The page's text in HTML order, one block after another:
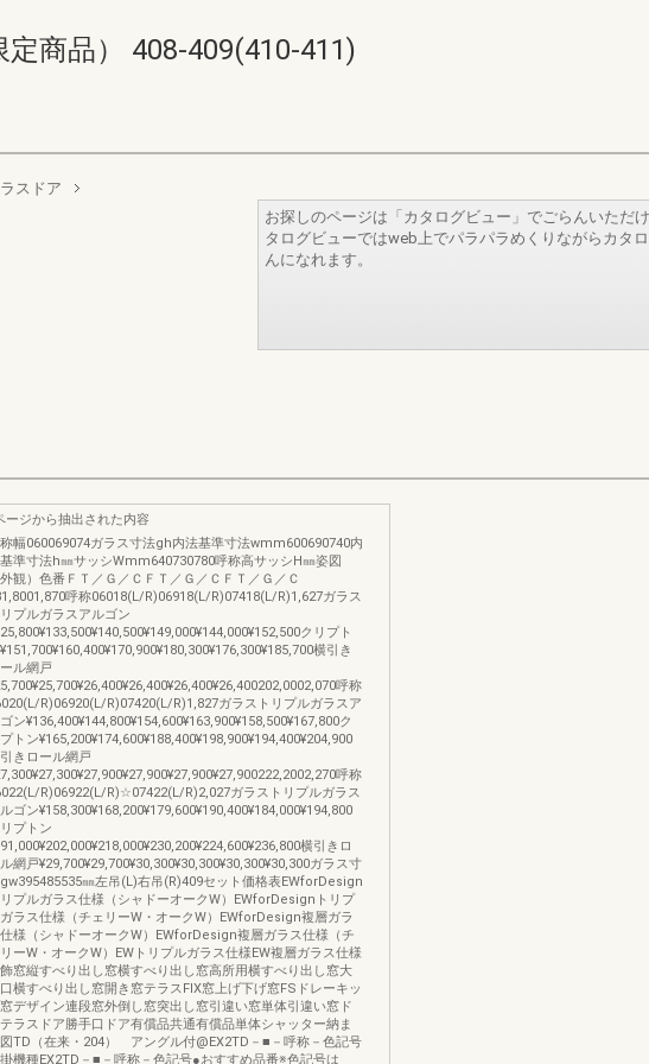
商品） 408-409(410-411)
スドア
お探しのページは「カタログビュー」でごらんいただ
タログビューではweb上でパラパラめくりながらカタ
んになれます。
ージから抽出された内容
幅060069074ガラス寸法gh内法基準寸法wmm600690740内
準寸法h㎜サッシWmm640730780呼称高サッシH㎜姿図
外観）色番ＦＴ／Ｇ／ＣＦＴ／Ｇ／ＣＦＴ／Ｇ／Ｃ
呼称06018(L/R)06918(L/R)07418(L/R)1,627ガラス
リプルガラスアルゴン
クリプト
横引き
ル網戸
呼称
R)06920(L/R)07420(L/R)1,827ガラストリプルガラスア
ン¥136,400¥144,800¥154,600¥163,900¥158,500¥167,800ク
トン¥165,200¥174,600¥188,400¥198,900¥194,400¥204,900
きロール網戸
呼称
R)06922(L/R)☆07422(L/R)2,027ガラストリプルガラス
ゴン¥158,300¥168,200¥179,600¥190,400¥184,000¥194,800
プトン
横引きロ
網戸¥29,700¥29,700¥30,300¥30,300¥30,300¥30,300ガラス寸
㎜左吊(L)右吊(R)409セット価格表EWforDesign
リプルガラス仕様（シャドーオークW）EWforDesignトリプ
ラス仕様（チェリーW・オークW）EWforDesign複層ガラ
様（シャドーオークW）EWforDesign複層ガラス仕様（チ
ーW・オークW）EWトリプルガラス仕様EW複層ガラス仕様
窓縦すべり出し窓横すべり出し窓高所用横すべり出し窓大
横すべり出し窓開き窓テラスFIX窓上げ下げ窓FSドレーキッ
デザイン連段窓外倒し窓突出し窓引違い窓単体引違い窓ド
ラスドア勝手口ドア有償品共通有償品単体シャッター納ま
図TD（在来・204） アングル付@EX2TD－■－呼称－色記号
機種EX2TD－■－呼称－色記号●おすすめ品番※色記号は